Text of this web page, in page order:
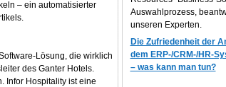
– ein automatisierter
Lösung, die wirklich
des Ganter Hotels.
Infor Hospitality ist eine
Auswahlprozess,
unseren Experten.
Die Zufriedenheit der
dem ERP-/CRM-/HR-
– was kann man tun?